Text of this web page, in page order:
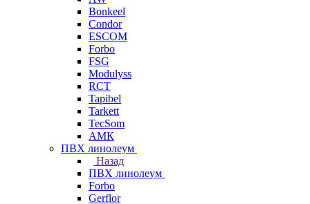
Bonkeel
Condor
ESCOM
Forbo
FSG
Modulyss
RCT
Tapibel
Tarkett
TecSom
АМК
ПВХ линолеум
Назад
ПВХ линолеум
Forbo
Gerflor